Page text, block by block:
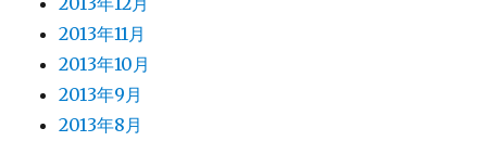
2013年11月
2013年10月
2013年9月
2013年8月